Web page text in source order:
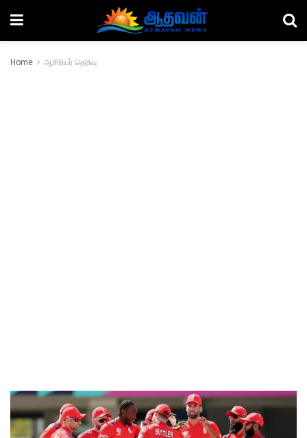
Home ஆசிரியர் தெரிவு